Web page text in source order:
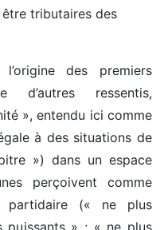
tributaires des
des premiers
d’autres ressentis,
», entendu ici comme
à des situations de
») dans un espace
perçoivent comme
partidaire (« ne plus
puissants » ; « ne plus